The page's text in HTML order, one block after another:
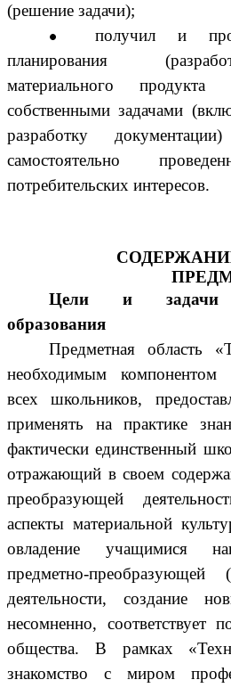
(решение задачи);
получил и
планирования
материального
собственными задачами
разработку
самостоятельно
потребительских интересов.
Цели и задачи
образования
Предметная область
необходимым компонентом
всех школьников,
применять на практике
фактически единственный
отражающий в своем
преобразующей
аспекты материальной
овладение учащимися
предметно-
деятельности, создание
несомненно, соответствует
общества. В рамках
знакомство с миром